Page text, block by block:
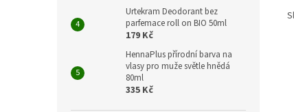
Urtekram Deodorant bez
parfemace roll on BIO 50ml
179 Kč
HennaPlus přírodní barva na
vlasy pro muže světle hnědá
80ml
335 Kč